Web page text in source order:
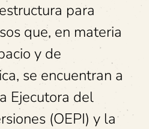
para
que, en materia
y de
se encuentran a
Ejecutora del
(OEPI) y la